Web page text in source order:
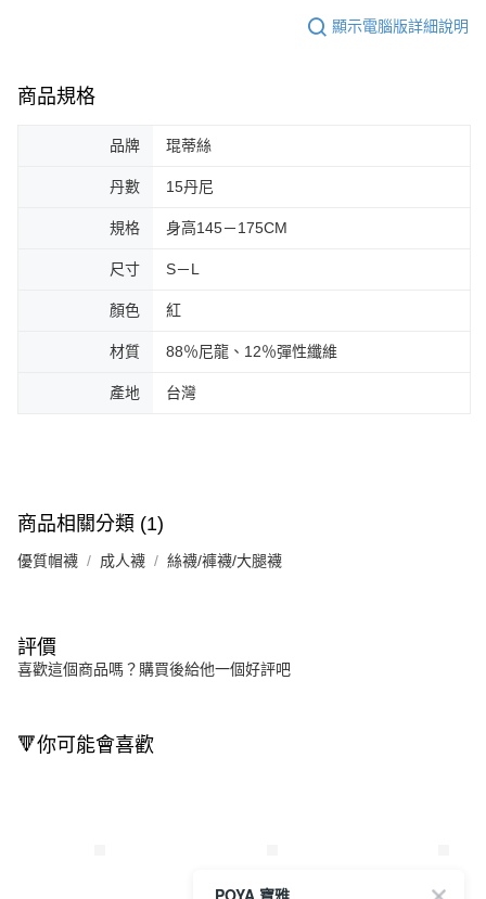
顯示電腦版詳細說明
商品規格
品牌 琨蒂絲
丹數 15丹尼
規格 身高145－175CM
尺寸 S－L
顏色 紅
材質 88％尼龍、12％彈性纖維
產地 台灣
商品相關分類 (1)
優質帽襪 成人襪 絲襪/褲襪/大腿襪
評價
喜歡這個商品嗎？購買後給他一個好評吧
🔻你可能會喜歡
POYA 寶雅